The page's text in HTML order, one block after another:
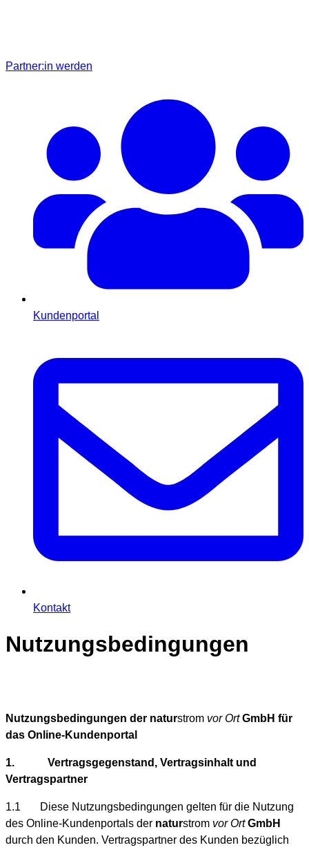
Partner:in werden
Kundenportal
Kontakt
Nutzungsbedingungen
Nutzungsbedingungen der naturstrom vor OrtGmbH für
das Online-Kundenportal
1. Vertragsgegenstand, Vertragsinhalt und
Vertragspartner
1.1 Diese Nutzungsbedingungen gelten für die Nutzung
des Online-Kundenportals der naturstrom vor OrtGmbH
durch den Kunden. Vertragspartner des Kunden bezüglich